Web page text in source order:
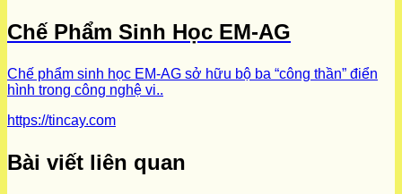
Chế Phẩm Sinh Học EM-AG
Chế phẩm sinh học EM-AG sở hữu bộ ba “công thần” điển
hình trong công nghệ vi..
https://tincay.com
Bài viết liên quan